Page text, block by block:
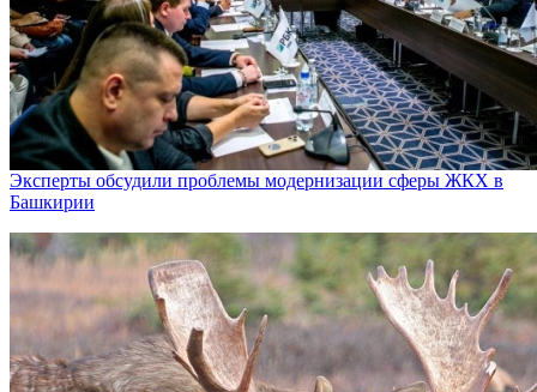
Эксперты обсудили проблемы модернизации сферы ЖКХ в
Башкирии